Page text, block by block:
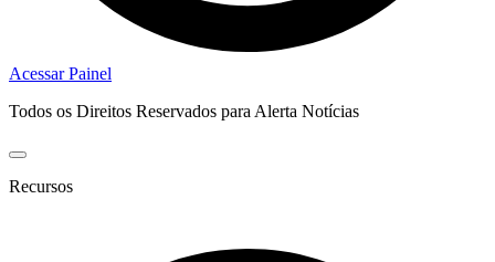
Acessar Painel
Todos os Direitos Reservados para Alerta Notícias
Recursos